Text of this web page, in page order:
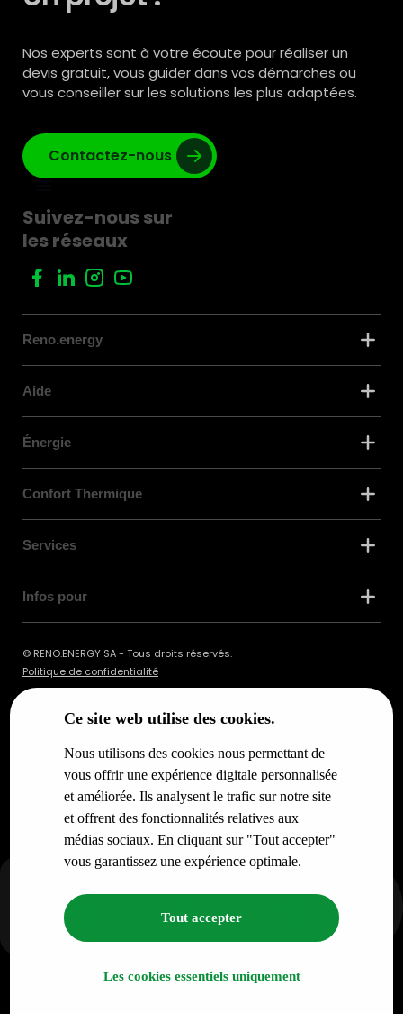
Ce site web utilise des cookies.
Nous utilisons des cookies nous permettant de
vous offrir une expérience digitale personnalisée
et améliorée. Ils analysent le trafic sur notre site
et offrent des fonctionnalités relatives aux
médias sociaux. En cliquant sur "Tout accepter"
vous garantissez une expérience optimale.
Tout accepter
Les cookies essentiels uniquement
Nos experts sont à votre écoute pour réaliser un
devis gratuit, vous guider dans vos démarches ou
vous conseiller sur les solutions les plus adaptées.
Contactez-nous
Suivez-nous sur
les réseaux
Reno.energy
Aide
Énergie
Confort Thermique
Services
Infos pour
© RENO.ENERGY SA - Tous droits réservés.
Politique de confidentialité